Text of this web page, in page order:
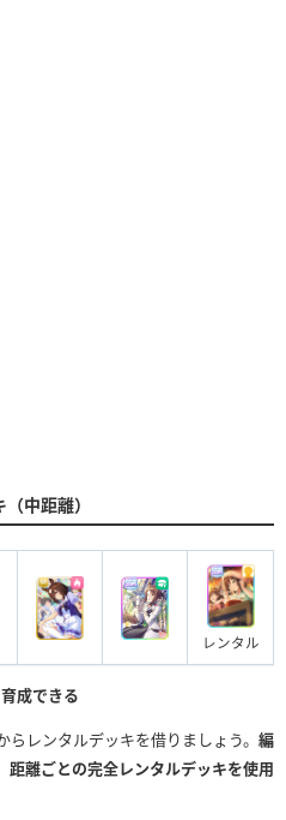
中距離）
レンタル
成できる
レンタルデッキを借りましょう。 編
距離ごとの完全レンタルデッキを使用